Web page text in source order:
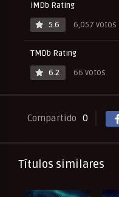
IMDb Rating
5.6
6,057 votos
TMDb Rating
6.2
66 votos
Compartido 0
Títulos similares